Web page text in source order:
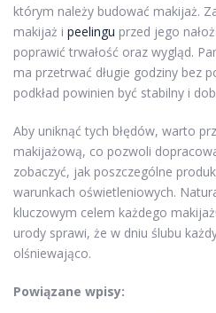
którym należy budować makijaż.
makijaż i peelingu przed jego
poprawić trwałość oraz wygląd.
ma przetrwać długie godziny bez
podkład powinien być stabilny i
Aby uniknąć tych błędów, warto
makijażową, co pozwoli
zobaczyć, jak poszczególne
warunkach oświetleniowych.
kluczowym celem każdego
urody sprawi, że w dniu ślubu
olśniewająco.
Powiązane wpisy: